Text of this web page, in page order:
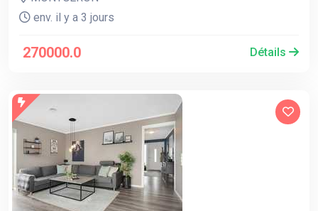
env. il y a 3 jours
270000.0 Détails